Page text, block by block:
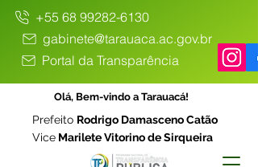
+55 68 99282-6130
gabinete@tarauaca.ac.gov.br
Portal da Transparência
Olá, Bem-vindo a Tarauacá!
Prefeito Rodrigo Damasceno Catão
Vice Marilete Vitorino de Sirqueira